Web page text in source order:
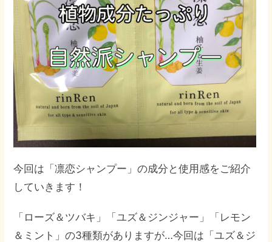
今回は「凛恋シャンプー」の成分と使用感をご紹介
していきます！
「ローズ＆ツバキ」「ユズ＆ジンジャー」「レモン
＆ミント」の3種類がありますが…今回は「ユズ＆ジ